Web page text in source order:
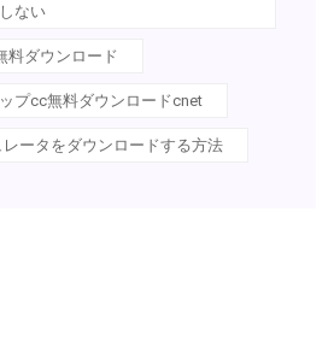
ない
料ダウンロード
プcc無料ダウンロードcnet
ータをダウンロードする方法